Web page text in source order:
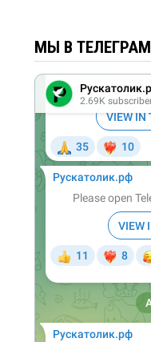
МЫ В ТЕЛЕГРАМ